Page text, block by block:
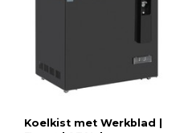
Koelkist met Werkblad |